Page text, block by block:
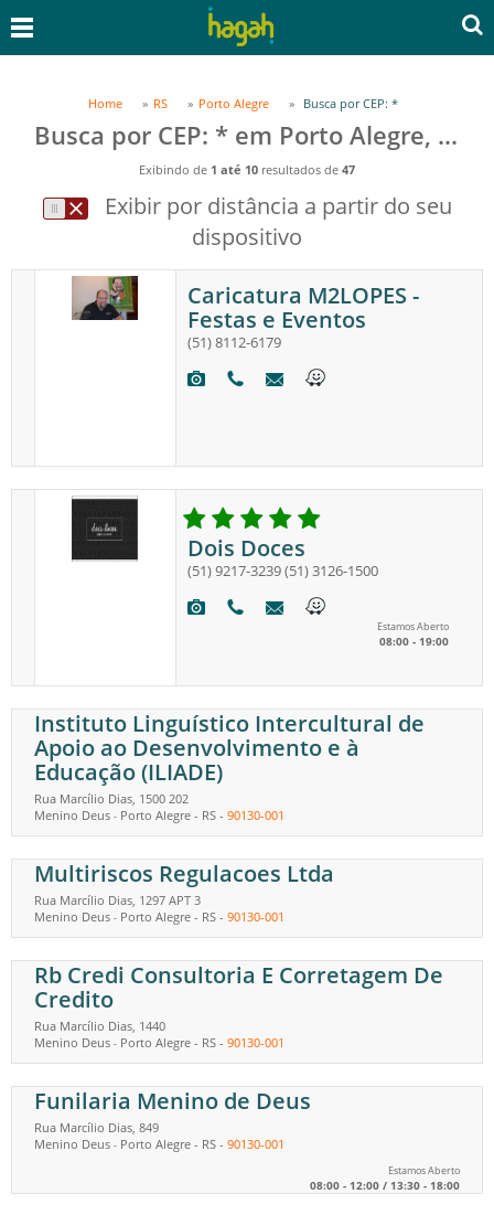
Home RS Porto Alegre Busca por CEP: *
Busca por CEP: * em Porto Alegre, RS
Exibindo de 1 até 10 resultados de 47
Exibir por distância a partir do seu
dispositivo
Caricatura M2LOPES -
Festas e Eventos
(51) 8112-6179
Dois Doces
(51) 9217-3239(51) 3126-1500
Estamos Aberto
08:00 - 19:00
Instituto Linguístico Intercultural de
Apoio ao Desenvolvimento e à
Educação (ILIADE)
Rua Marcílio Dias, 1500 202
Menino Deus - Porto Alegre - RS - 90130-001
Multiriscos Regulacoes Ltda
Rua Marcílio Dias, 1297 APT 3
Menino Deus - Porto Alegre - RS - 90130-001
Rb Credi Consultoria E Corretagem De
Credito
Rua Marcílio Dias, 1440
Menino Deus - Porto Alegre - RS - 90130-001
Funilaria Menino de Deus
Rua Marcílio Dias, 849
Menino Deus - Porto Alegre - RS - 90130-001
Estamos Aberto
08:00 - 12:00 / 13:30 - 18:00